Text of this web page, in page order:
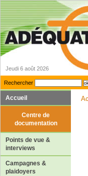
Jeudi 6 août 2026
Rechercher
Accueil
Centre de
documentation
Points de vue &
interviews
Campagnes &
plaidoyers